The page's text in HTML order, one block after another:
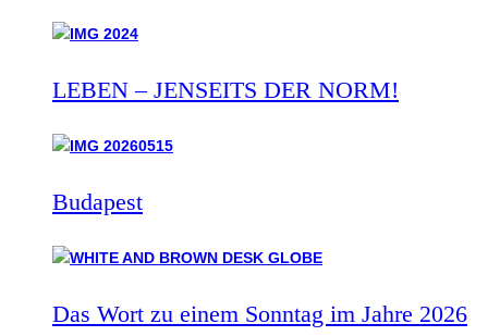
LEBEN – JENSEITS DER NORM!
Budapest
Das Wort zu einem Sonntag im Jahre 2026